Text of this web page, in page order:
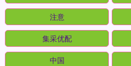
注意
集采优配
中国